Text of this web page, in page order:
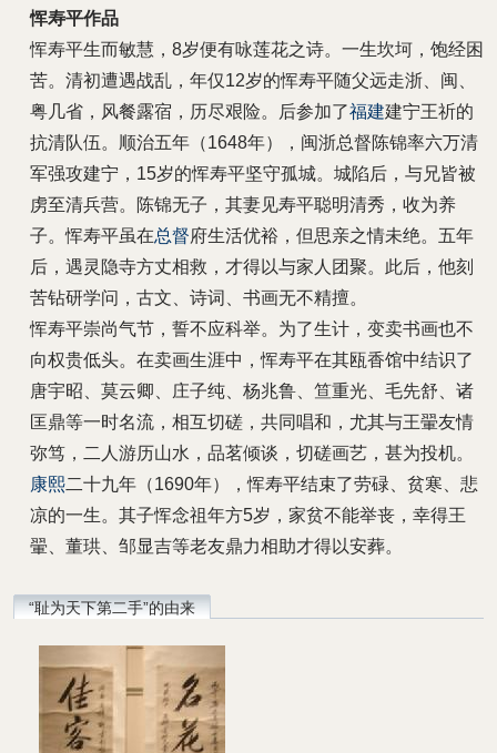
恽寿平作品
恽寿平生而敏慧，8岁便有咏莲花之诗。一生坎坷，饱经困
苦。清初遭遇战乱，年仅12岁的恽寿平随父远走浙、闽、
粤几省，风餐露宿，历尽艰险。后参加了福建建宁王祈的
抗清队伍。顺治五年（1648年），闽浙总督陈锦率六万清
军强攻建宁，15岁的恽寿平坚守孤城。城陷后，与兄皆被
虏至清兵营。陈锦无子，其妻见寿平聪明清秀，收为养
子。恽寿平虽在总督府生活优裕，但思亲之情未绝。五年
后，遇灵隐寺方丈相救，才得以与家人团聚。此后，他刻
苦钻研学问，古文、诗词、书画无不精擅。
恽寿平崇尚气节，誓不应科举。为了生计，变卖书画也不
向权贵低头。在卖画生涯中，恽寿平在其瓯香馆中结识了
唐宇昭、莫云卿、庄子纯、杨兆鲁、笪重光、毛先舒、诸
匡鼎等一时名流，相互切磋，共同唱和，尤其与王翬友情
弥笃，二人游历山水，品茗倾谈，切磋画艺，甚为投机。
康熙二十九年（1690年），恽寿平结束了劳碌、贫寒、悲
凉的一生。其子恽念祖年方5岁，家贫不能举丧，幸得王
翬、董珙、邹显吉等老友鼎力相助才得以安葬。
“耻为天下第二手”的由来